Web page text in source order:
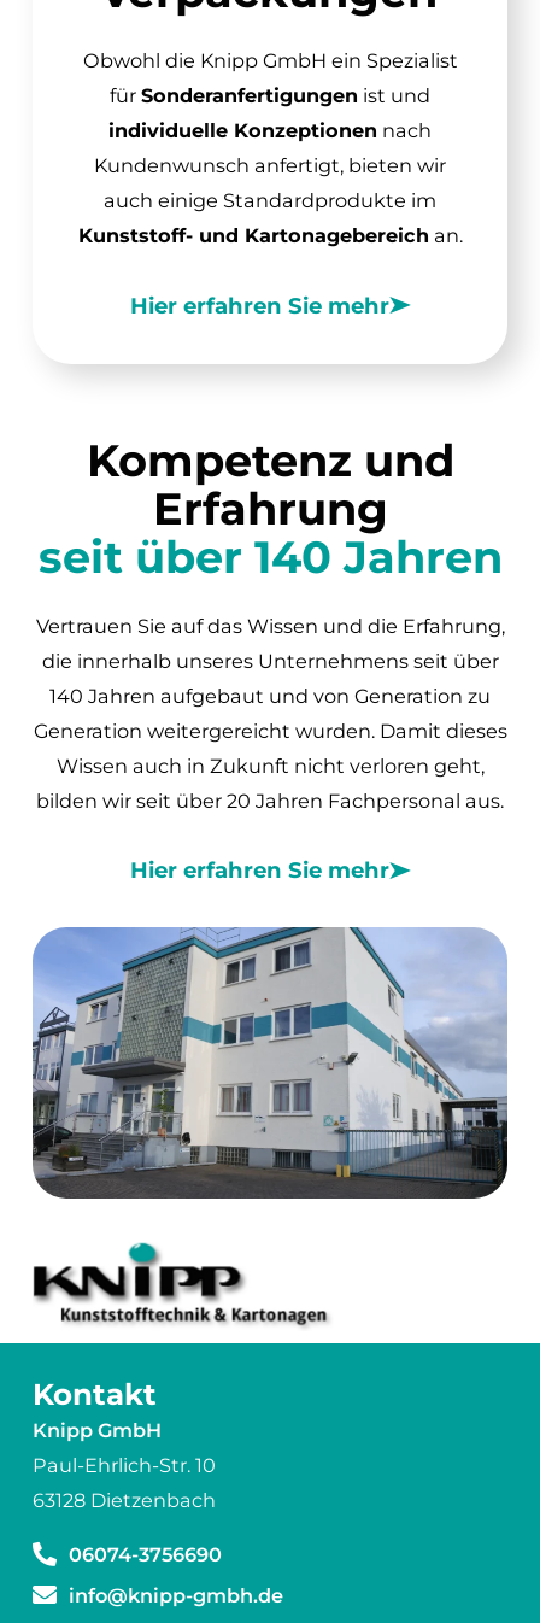
Obwohl die Knipp GmbH ein Spezialist
für Sonder­anfertigungen ist und
individuelle Konzeptionen nach
Kundenwunsch anfertigt, bieten wir
auch einige Standardprodukte im
Kunststoff- und Kartonagebereich an.
Hier erfahren Sie mehr
Kompetenz und
Erfahrung
seit über 140 Jahren
Vertrauen Sie auf das Wissen und die Erfahrung,
die innerhalb unseres Unternehmens seit über
140 Jahren aufgebaut und von Generation zu
Generation weitergereicht wurden. Damit dieses
Wissen auch in Zukunft nicht verloren geht,
bilden wir seit über 20 Jahren Fachpersonal aus.
Hier erfahren Sie mehr
Kontakt
Knipp GmbH
Paul-Ehrlich-Str. 10
63128 Dietzenbach
06074-3756690
info@knipp-gmbh.de